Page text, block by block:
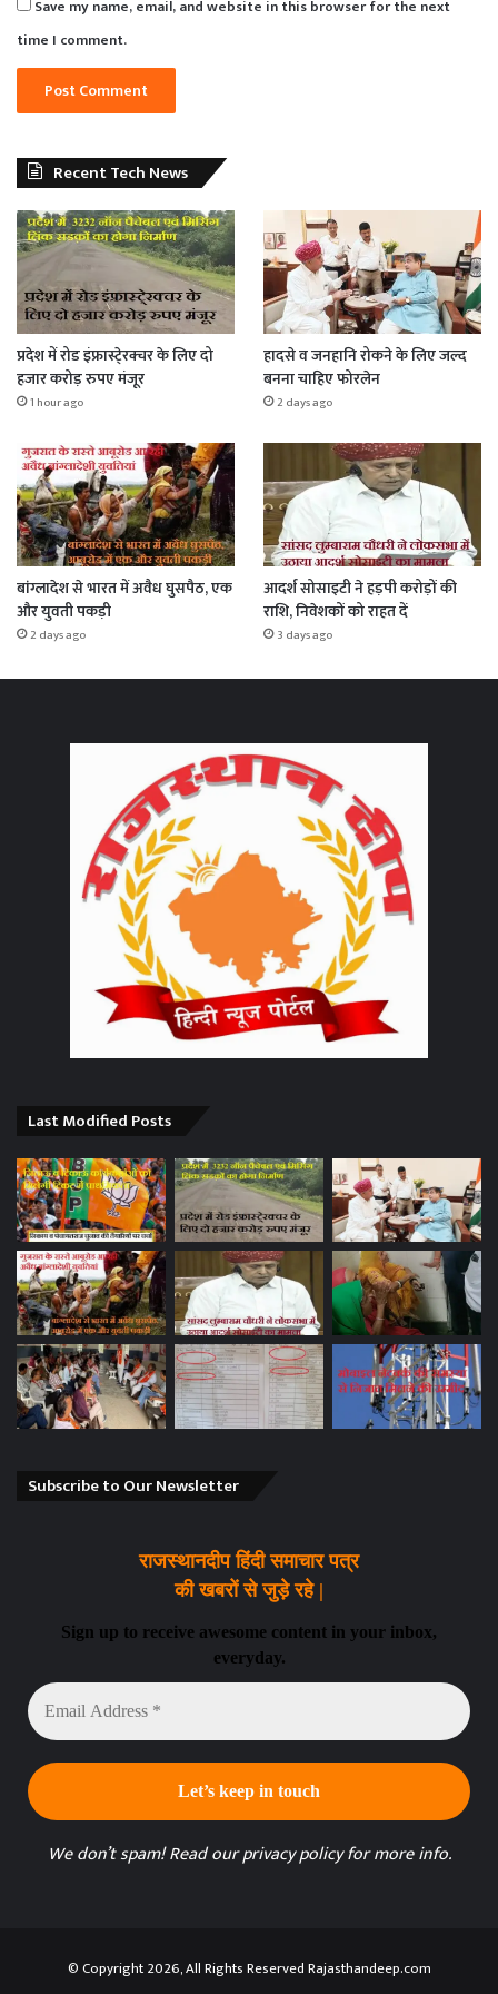
Save my name, email, and website in this browser for the next
time I comment.
Recent Tech News
प्रदेश में रोड इंफ्रास्टे्रक्चर के लिए दो
हजार करोड़ रुपए मंजूर
1 hour ago
हादसे व जनहानि रोकने के लिए जल्द
बनना चाहिए फोरलेन
2 days ago
बांग्लादेश से भारत में अवैध घुसपैठ, एक
और युवती पकड़ी
2 days ago
आदर्श सोसाइटी ने हड़पी करोड़ों की
राशि, निवेशकों को राहत दें
3 days ago
Last Modified Posts
Subscribe to Our Newsletter
राजस्थानदीप हिंदी समाचार पत्र
की खबरों से जुड़े रहे |
Sign up to receive awesome content in your inbox,
everyday.
Email
Address
*
We don’t spam! Read ourprivacy policyfor more info.
© Copyright 2026, All Rights Reserved Rajasthandeep.com